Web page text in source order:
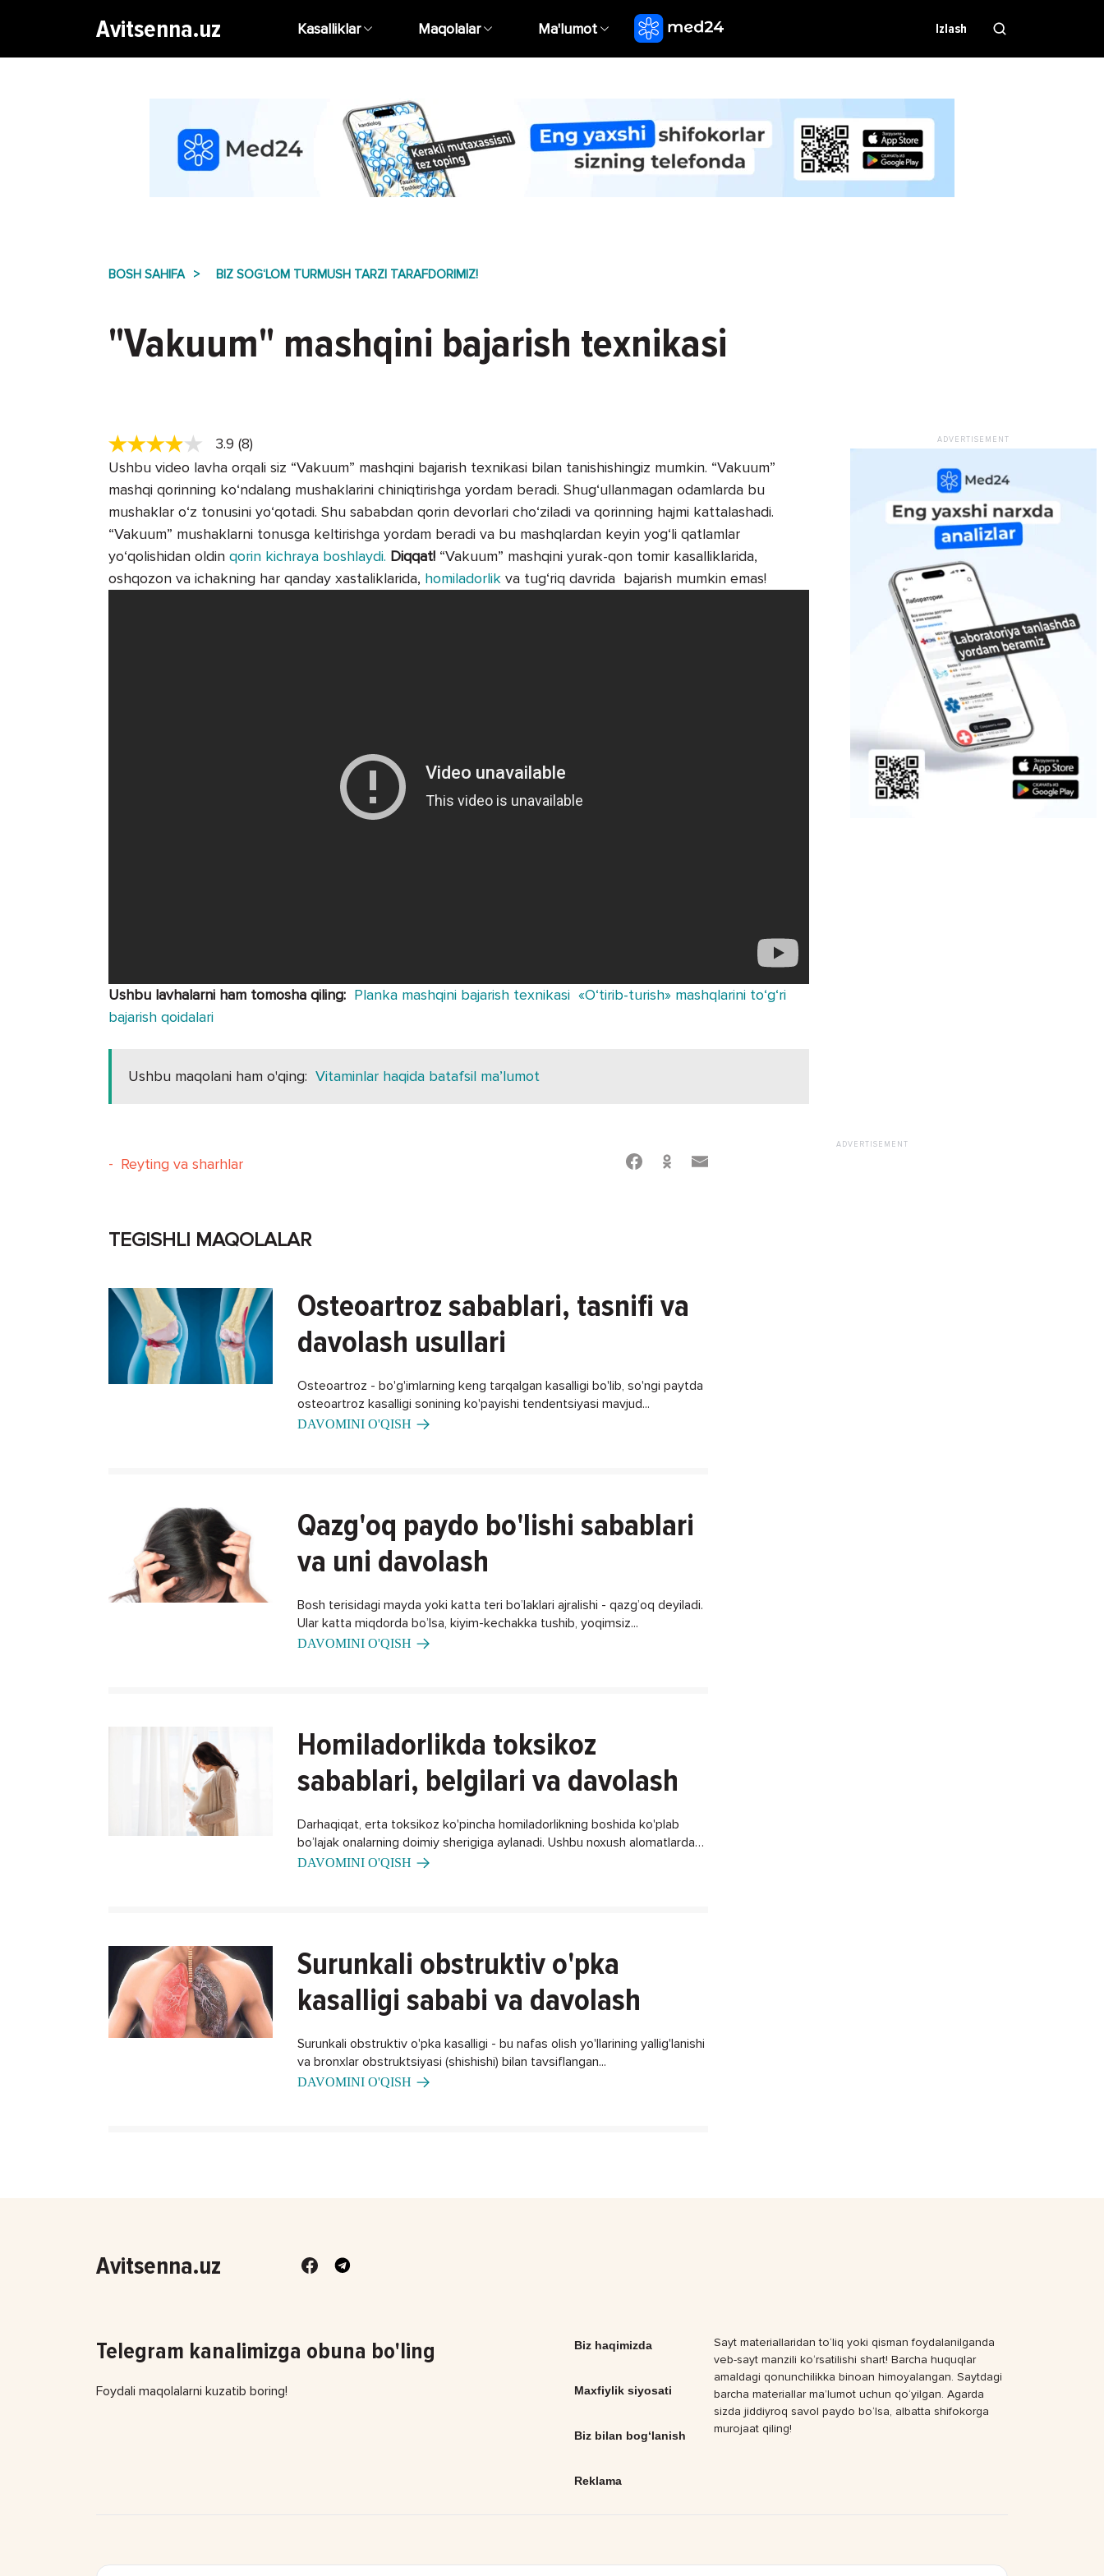
Avitsenna.uz Kasalliklar Maqolalar Ma'lumot Izlash
BOSH SAHIFA BIZ SOG‘LOM TURMUSH TARZI TARAFDORIMIZ!
"Vakuum" mashqini bajarish texnikasi
3.9 (8)
Ushbu video lavha orqali siz “Vakuum” mashqini bajarish texnikasi bilan tanishishingiz mumkin. “Vakuum”
mashqi qorinning ko‘ndalang mushaklarini chiniqtirishga yordam beradi. Shug‘ullanmagan odamlarda bu
mushaklar o‘z tonusini yo‘qotadi. Shu sababdan qorin devorlari cho‘ziladi va qorinning hajmi kattalashadi.
“Vakuum” mushaklarni tonusga keltirishga yordam beradi va bu mashqlardan keyin yog‘li qatlamlar
yo‘qolishidan oldin qorin kichraya boshlaydi. Diqqat! “Vakuum” mashqini yurak-qon tomir kasalliklarida,
oshqozon va ichakning har qanday xastaliklarida, homiladorlik va tug‘riq davrida bajarish mumkin emas!
Ushbu lavhalarni ham tomosha qiling: Planka mashqini bajarish texnikasi «O‘tirib-turish» mashqlarini to‘g‘ri
bajarish qoidalari
Ushbu maqolani ham o'qing: Vitaminlar haqida batafsil ma’lumot
- Reyting va sharhlar
TEGISHLI MAQOLALAR
Osteoartroz sabablari, tasnifi va
davolash usullari
Osteoartroz - bo'g'imlarning keng tarqalgan kasalligi bo'lib, so'ngi paytda
osteoartroz kasalligi sonining ko'payishi tendentsiyasi mavjud...
DAVOMINI O'QISH
Qazg'oq paydo bo'lishi sabablari
va uni davolash
Bosh terisidagi mayda yoki katta teri bo’laklari ajralishi - qazg’oq deyiladi.
Ular katta miqdorda bo’lsa, kiyim-kechakka tushib, yoqimsiz...
DAVOMINI O'QISH
Homiladorlikda toksikoz
sabablari, belgilari va davolash
Darhaqiqat, erta toksikoz ko'pincha homiladorlikning boshida ko'plab
bo’lajak onalarning doimiy sherigiga aylanadi. Ushbu noxush alomatlardan
xalos bo'lishning biron bir usuli bormi?
DAVOMINI O'QISH
Surunkali obstruktiv o'pka
kasalligi sababi va davolash
Surunkali obstruktiv o'pka kasalligi - bu nafas olish yo'llarining yallig'lanishi
va bronxlar obstruktsiyasi (shishishi) bilan tavsiflangan...
DAVOMINI O'QISH
Avitsenna.uz
Telegram kanalimizga obuna bo'ling
Foydali maqolalarni kuzatib boring!
Biz haqimizda
Maxfiylik siyosati
Biz bilan bog‘lanish
Reklama
Sayt materiallaridan to‘liq yoki qisman foydalanilganda
veb-sayt manzili ko‘rsatilishi shart! Barcha huquqlar
amaldagi qonunchilikka binoan himoyalangan. Saytdagi
barcha materiallar ma’lumot uchun qo‘yilgan. Agarda
sizda jiddiyroq savol paydo bo‘lsa, albatta shifokorga
murojaat qiling!